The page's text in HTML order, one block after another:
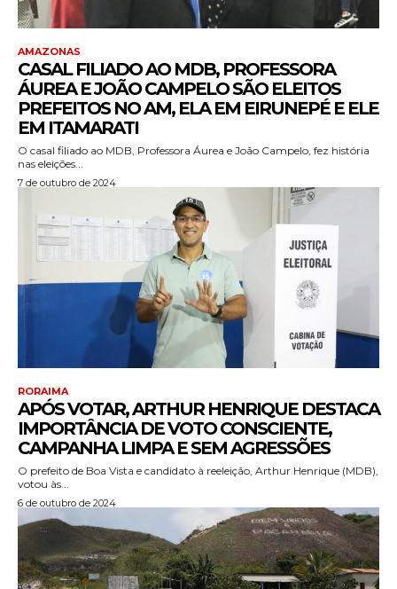
AMAZONAS
CASAL FILIADO AO MDB, PROFESSORA
ÁUREA E JOÃO CAMPELO SÃO ELEITOS
PREFEITOS NO AM, ELA EM EIRUNEPÉ E ELE
EM ITAMARATI
O casal filiado ao MDB, Professora Áurea e João Campelo, fez história
nas eleições...
7 de outubro de 2024
RORAIMA
APÓS VOTAR, ARTHUR HENRIQUE DESTACA
IMPORTÂNCIA DE VOTO CONSCIENTE,
CAMPANHA LIMPA E SEM AGRESSÕES
O prefeito de Boa Vista e candidato à reeleição, Arthur Henrique (MDB),
votou às...
6 de outubro de 2024